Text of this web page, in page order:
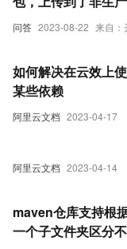
问答 2023-08-22 来自：
阿里云文档 2023-04-17
如何解决在云效上
某些依赖
阿里云文档 2023-04-14
maven仓库支持根
一个子文件夹区分